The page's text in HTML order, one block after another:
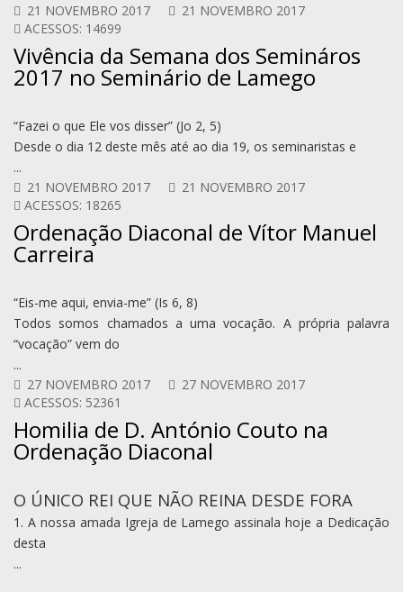
21 NOVEMBRO 2017
21 NOVEMBRO 2017
ACESSOS: 14699
Vivência da Semana dos Semináros
2017 no Seminário de Lamego
“Fazei o que Ele vos disser” (Jo 2, 5)
Desde o dia 12 deste mês até ao dia 19, os seminaristas e
...
21 NOVEMBRO 2017
21 NOVEMBRO 2017
ACESSOS: 18265
Ordenação Diaconal de Vítor Manuel
Carreira
“Eis-me aqui, envia-me” (Is 6, 8)
Todos somos chamados a uma vocação. A própria palavra
“vocação” vem do
...
27 NOVEMBRO 2017
27 NOVEMBRO 2017
ACESSOS: 52361
Homilia de D. António Couto na
Ordenação Diaconal
O ÚNICO REI QUE NÃO REINA DESDE FORA
1. A nossa amada Igreja de Lamego assinala hoje a Dedicação
desta
...